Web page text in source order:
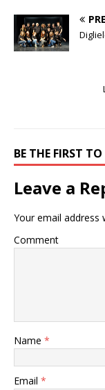
BE THE FIRST
Leave a
Your email address
Comment
Name *
Email *